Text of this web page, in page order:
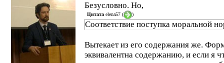
Безусловно. Но,
Цитата elena57 ( )
Соответствие поступка моральной
Вытекает из его содержания же.
эквивалентна содержанию, и если я